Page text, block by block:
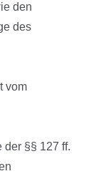
den
des
vom
§§ 127 ff.